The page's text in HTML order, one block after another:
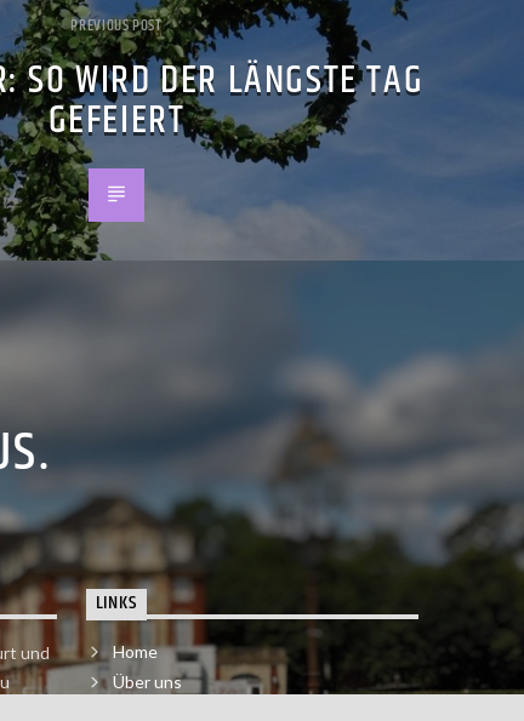
PREVIOUS POST
SO WIRD DER LÄNGSTE TAG
GEFEIERT
und
LINKS
Home
Über uns